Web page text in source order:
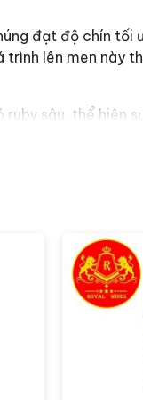
đạt độ chín tối
lên men này
sâu, thể hiện
ngọt ngào và
vang đỏ Syrah
điều kiện tốt